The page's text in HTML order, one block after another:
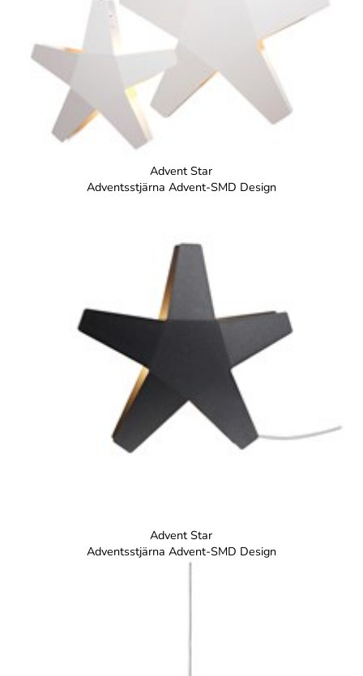
Advent Star
Adventsstjärna Advent-SMD Design
Advent Star
Adventsstjärna Advent-SMD Design